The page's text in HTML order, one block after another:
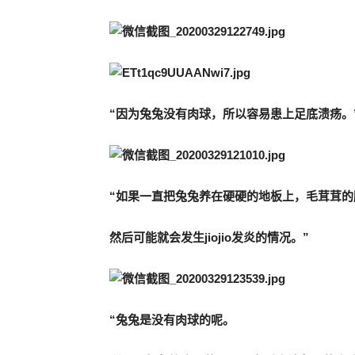
“因为兔兔没有肉球，所以容易患上足底溃疡。
“如果一直把兔兔养在硬硬的地板上，毛茸茸的
然后可能就会发生jiojio发炎的情况。”
“兔兔是没有肉球的呢。